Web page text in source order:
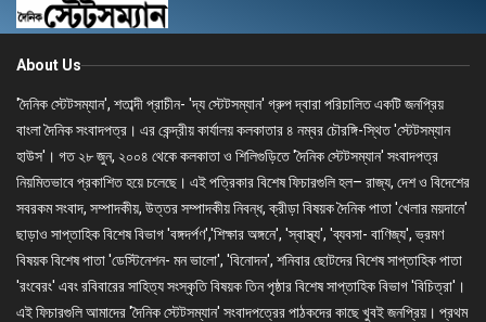
About Us
'দৈনিক স্টেটসম্যান', শতাব্দী প্রাচীন- 'দ্য স্টেটসম্যান' গ্রুপ দ্বারা পরিচালিত একটি জনপ্রিয়
বাংলা দৈনিক সংবাদপত্র। এর কেন্দ্রীয় কার্যালয় কলকাতার ৪ নম্বর চৌরঙ্গি-স্থিত 'স্টেটসম্যান
হাউস'। গত ২৮ জুন, ২০০৪ থেকে কলকাতা ও শিলিগুড়িতে 'দৈনিক স্টেটসম্যান' সংবাদপত্র
নিয়মিতভাবে প্রকাশিত হয়ে চলেছে। এই পত্রিকার বিশেষ ফিচারগুলি হল– রাজ্য, দেশ ও বিদেশের
সবরকম সংবাদ, সম্পাদকীয়, উত্তর সম্পাদকীয় নিবন্ধ, ক্রীড়া বিষয়ক দৈনিক পাতা 'খেলার ময়দানে'
ছাড়াও সাপ্তাহিক বিশেষ বিভাগ 'বঙ্গদর্পণ','শিক্ষার অঙ্গনে', 'স্বাস্থ্য', 'ব্যবসা- বাণিজ্য', ভ্রমণ
বিষয়ক বিশেষ পাতা 'ডেস্টিনেশন- মন ভালো', 'বিনোদন', শনিবার ছোটদের বিশেষ সাপ্তাহিক পাতা
'রংবেরং' এবং রবিবারের সাহিত্য সংস্কৃতি বিষয়ক তিন পৃষ্ঠার বিশেষ সাপ্তাহিক বিভাগ 'বিচিত্রা'।
এই ফিচারগুলি আমাদের 'দৈনিক স্টেটসম্যান' সংবাদপত্রের পাঠকদের কাছে খুবই জনপ্রিয়। প্রথম